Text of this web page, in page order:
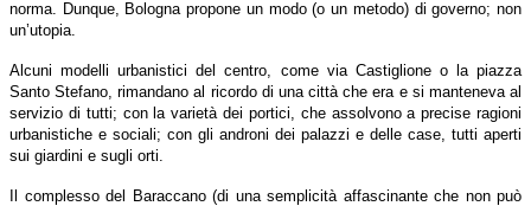
norma. Dunque, Bologna propone un modo (o un metodo) di governo; non
un’utopia.
Alcuni modelli urbanistici del centro, come via Castiglione o la piazza
Santo Stefano, rimandano al ricordo di una città che era e si manteneva al
servizio di tutti; con la varietà dei portici, che assolvono a precise ragioni
urbanistiche e sociali; con gli androni dei palazzi e delle case, tutti aperti
sui giardini e sugli orti.
Il complesso del Baraccano (di una semplicità affascinante che non può